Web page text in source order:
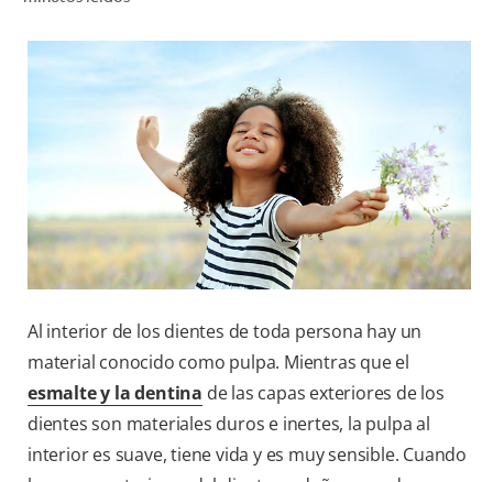
CORRESPONDENCIA DE PRODUCTOS
PROMOCIONES
SV (ES)
SUSCRÍBASE
Al interior de los dientes de toda persona hay un
material conocido como pulpa. Mientras que el
esmalte y la dentina de las capas exteriores de los
dientes son materiales duros e inertes, la pulpa al
interior es suave, tiene vida y es muy sensible. Cuando